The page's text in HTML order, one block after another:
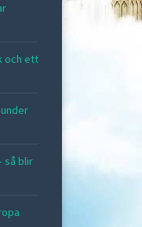
och ett
så blir